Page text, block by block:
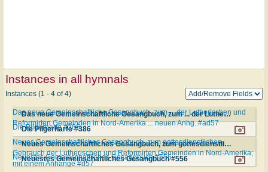
Instances in all hymnals
Instances (1 - 4 of 4)
Das neue Gemeinschaftliche Gesangbuch, zum ... der Lutherischen und Reformirten Gemeinden in Nord-Amerika ... neuen Anhg. #ad57
Das neue Gemeinschaftliche Gesangbuch, zum ... der Lutherischen und
Reformirten Gemeinden in Nord-Amerika ... neuen Anhg. #ad57
Die Pilgerharfe #386
Die Pilgerharfe #386
Neues Gemeinschaftliches Gesangbuch, zum gottesdienstlichen Gebrauch der Lutherischen und Reformirten Gemeinden in Nord-Amerika; mit einem Anhange #d57
Neues Gemeinschaftliches Gesangbuch, zum gottesdienstlichen
Gebrauch der Lutherischen und Reformirten Gemeinden in Nord-Amerika;
mit einem Anhange #d57
Neuestes Gemeinschaftliches Gesangbuch #556
Neuestes Gemeinschaftliches Gesangbuch #556